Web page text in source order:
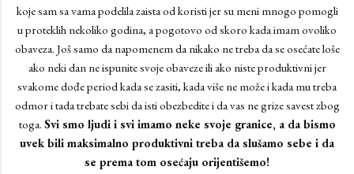
koje sam sa vama podelila zaista od koristi jer su meni mnogo pomogli
u proteklih nekoliko godina, a pogotovo od skoro kada imam ovoliko
obaveza. Još samo da napomenem da nikako ne treba da se osećate loše
ako neki dan ne ispunite svoje obaveze ili ako niste produktivni jer
svakome dođe period kada se zasiti, kada više ne može i kada mu treba
odmor i tada trebate sebi da isti obezbedite i da vas ne grize savest zbog
toga. Svi smo ljudi i svi imamo neke svoje granice, a da bismo
uvek bili maksimalno produktivni treba da slušamo sebe i da
se prema tom osećaju orijentišemo!